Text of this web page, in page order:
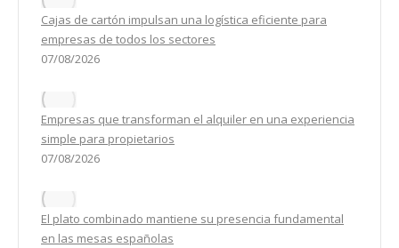
Cajas de cartón impulsan una logística eficiente para
empresas de todos los sectores
07/08/2026
Empresas que transforman el alquiler en una experiencia
simple para propietarios
07/08/2026
El plato combinado mantiene su presencia fundamental
en las mesas españolas